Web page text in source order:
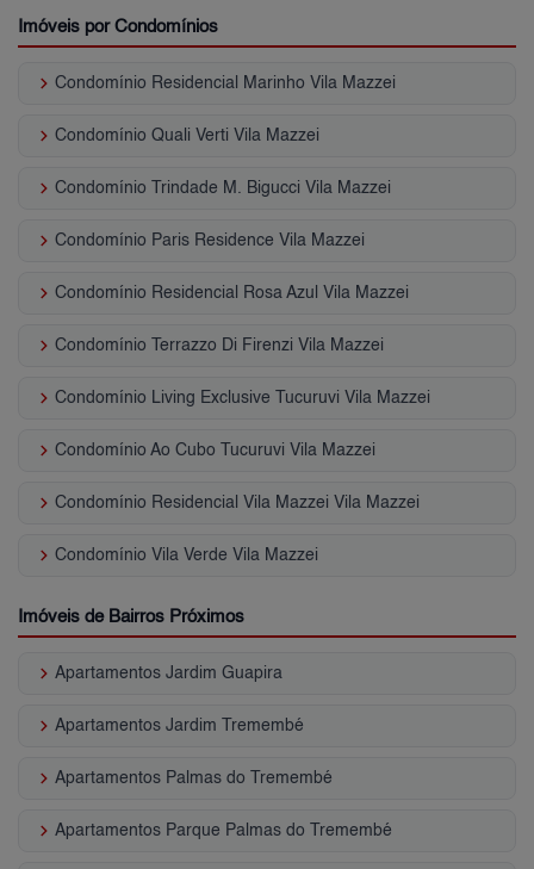
Imóveis por Condomínios
keyboard_arrow_right Condomínio Residencial Marinho Vila Mazzei
keyboard_arrow_right Condomínio Quali Verti Vila Mazzei
keyboard_arrow_right Condomínio Trindade M. Bigucci Vila Mazzei
keyboard_arrow_right Condomínio Paris Residence Vila Mazzei
keyboard_arrow_right Condomínio Residencial Rosa Azul Vila Mazzei
keyboard_arrow_right Condomínio Terrazzo Di Firenzi Vila Mazzei
keyboard_arrow_right Condomínio Living Exclusive Tucuruvi Vila Mazzei
keyboard_arrow_right Condomínio Ao Cubo Tucuruvi Vila Mazzei
keyboard_arrow_right Condomínio Residencial Vila Mazzei Vila Mazzei
keyboard_arrow_right Condomínio Vila Verde Vila Mazzei
Imóveis de Bairros Próximos
keyboard_arrow_right Apartamentos Jardim Guapira
keyboard_arrow_right Apartamentos Jardim Tremembé
keyboard_arrow_right Apartamentos Palmas do Tremembé
keyboard_arrow_right Apartamentos Parque Palmas do Tremembé